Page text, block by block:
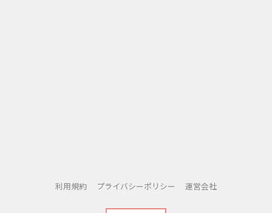
利用規約 プライバシーポリシー 運営会社